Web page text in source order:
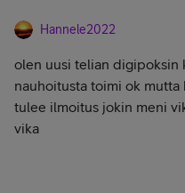
Hannele2022
olen uusi telian digipoksin
nauhoitusta toimi ok
tulee ilmoitus jokin meni
vika